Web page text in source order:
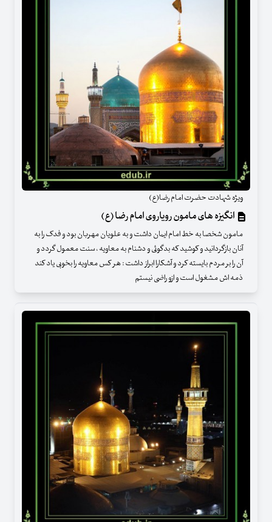
ویژه شهادت حضرت امام رضا(ع)
انگیزه های مامون رویاروی امام رضا (ع)
مامون شخصا به خط امام ایمان داشت و به علویان مهربان بود و فدک را به
آنان بازگردانید و کوشید که بدگوئی و دشنام به معاویه ، سنت معمول گردد و
آن را بر مردم بایسته کرد و آشکارا ابراز داشت : هر کس معاویه را بخوبی یاد کند
ذمه اش مشغول است و ازو راضی نیستم